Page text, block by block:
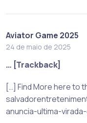
Aviator Game 2025
24 de maio de 2025
… [Trackback]
[…] Find More here to
anuncia-ultima-